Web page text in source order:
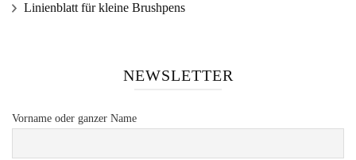
Linienblatt für kleine Brushpens
NEWSLETTER
Vorname oder ganzer Name